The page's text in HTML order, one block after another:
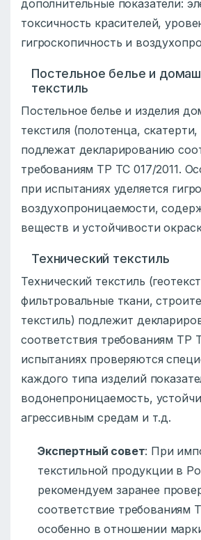
дополнительные показатели:
токсичность красителей,
гигроскопичность и
Постельное белье и
текстиль
Постельное белье и изделия
текстиля (полотенца,
подлежат декларированию
требованиям ТР ТС 017/2011.
при испытаниях уделяется
воздухопроницаемости,
веществ и устойчивости
Технический текстиль
Технический текстиль
фильтровальные ткани,
текстиль) подлежит
соответствия требованиям ТР
испытаниях проверяются
каждого типа изделий
водонепроницаемость,
агрессивным средам и т.д.
Экспертный совет: При
текстильной продукции в
рекомендуем заранее
соответствие требованиям
особенно в отношении